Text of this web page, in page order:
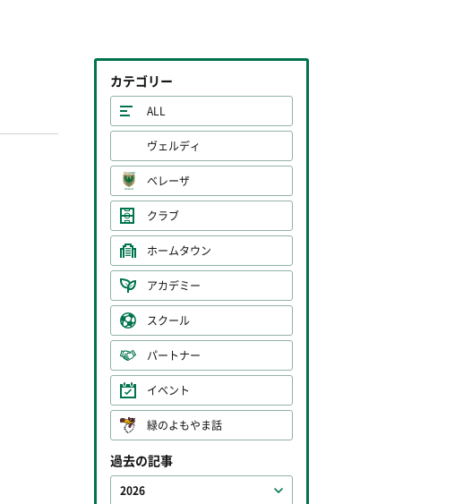
カテゴリー
ALL
ヴェルディ
ベレーザ
クラブ
ホームタウン
アカデミー
スクール
パートナー
イベント
緑のよもやま話
過去の記事
2026